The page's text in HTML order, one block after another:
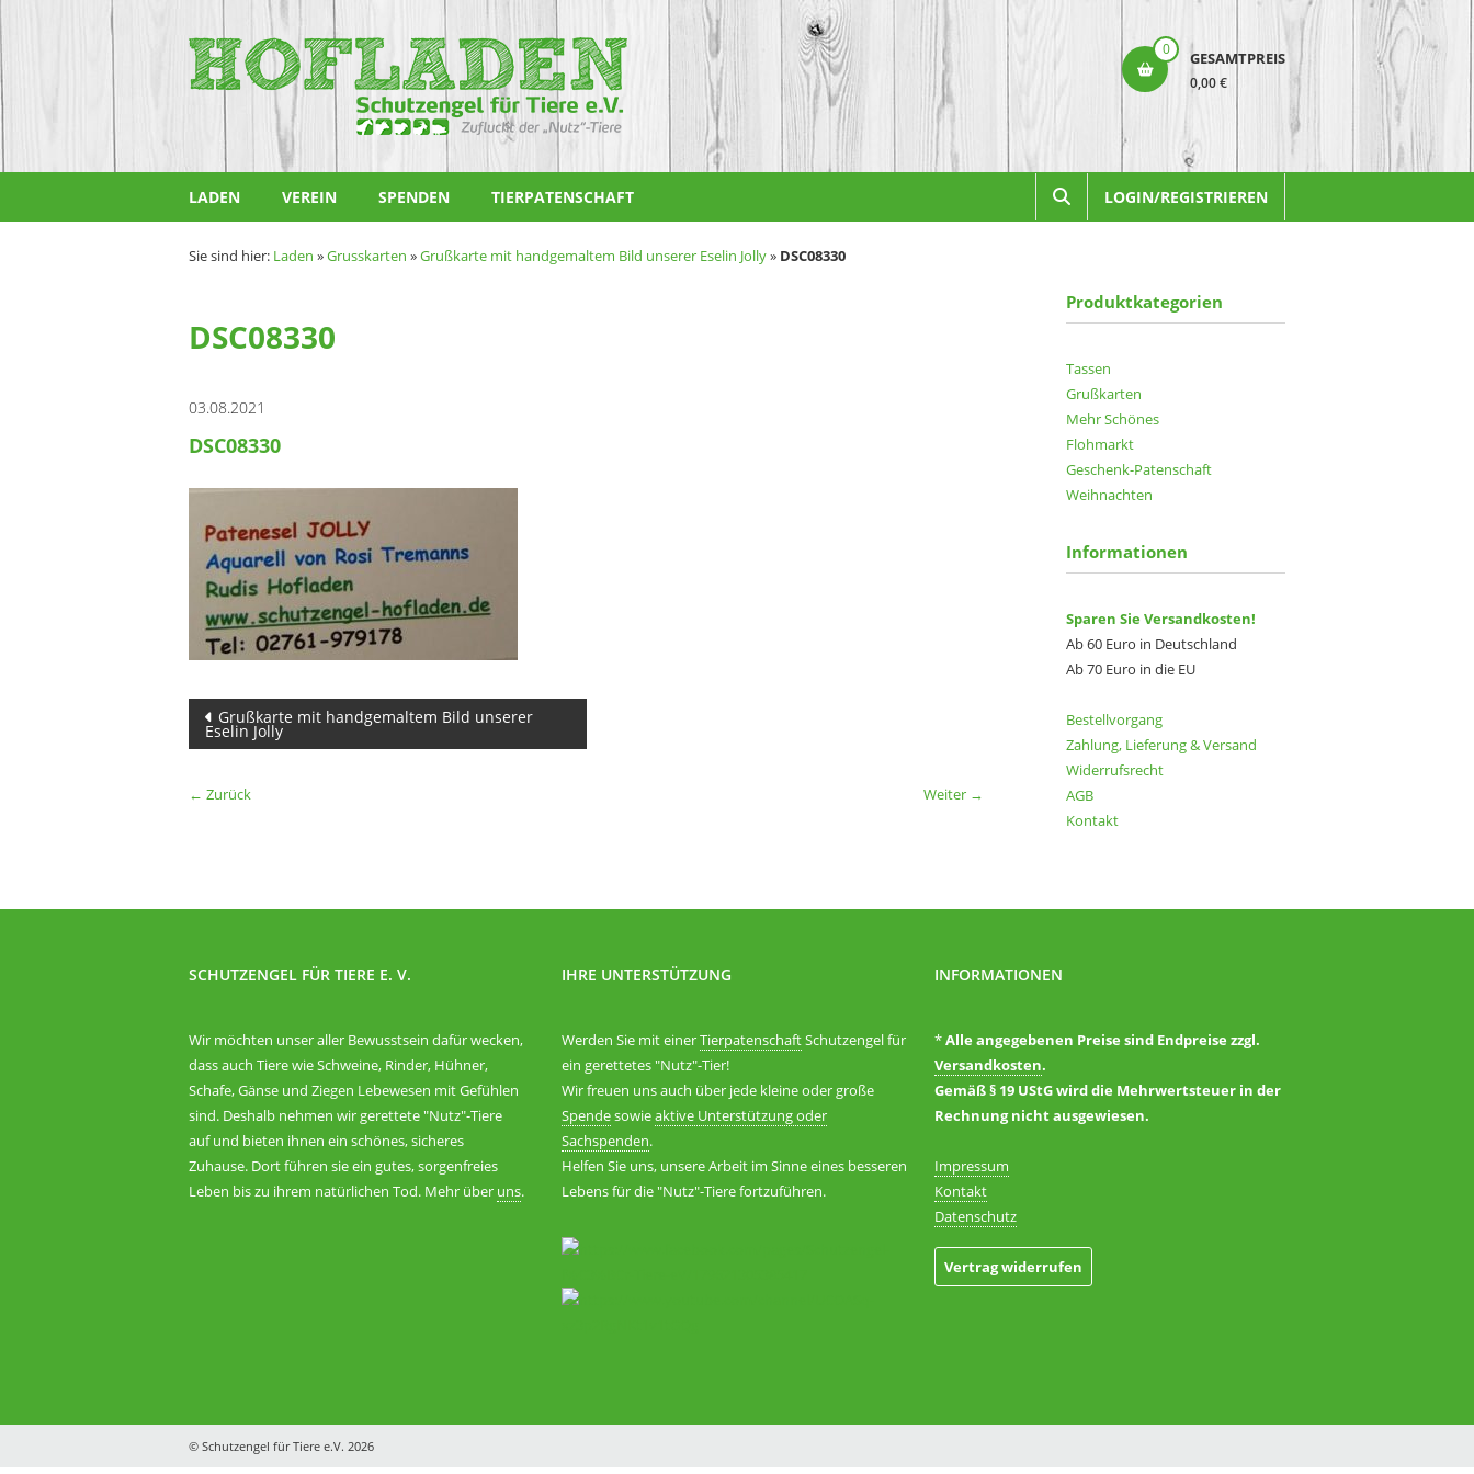
Hofladen
Schutzengel
für
Tiere
e.V.
0 GESAMTPREIS
0,00 €
LOGIN/REGISTRIEREN
LADEN VEREIN SPENDEN TIERPATENSCHAFT
Sie sind hier: Laden »Grusskarten »Grußkarte mit handgemaltem Bild unserer Eselin Jolly» DSC08330
DSC08330
03.08.2021
DSC08330
Beitragsnavigation
Grußkarte mit handgemaltem Bild unserer
Eselin Jolly
← Zurück Weiter →
Produktkategorien
Tassen
Grußkarten
Mehr Schönes
Flohmarkt
Geschenk-Patenschaft
Weihnachten
Informationen
Sparen Sie Versandkosten!
Ab 60 Euro in Deutschland
Ab 70 Euro in die EU
Bestellvorgang
Zahlung, Lieferung & Versand
Widerrufsrecht
AGB
Kontakt
SCHUTZENGEL FÜR TIERE E. V.
Wir möchten unser aller Bewusstsein dafür wecken,
dass auch Tiere wie Schweine, Rinder, Hühner,
Schafe, Gänse und Ziegen Lebewesen mit Gefühlen
sind. Deshalb nehmen wir gerettete "Nutz"-Tiere
auf und bieten ihnen ein schönes, sicheres
Zuhause. Dort führen sie ein gutes, sorgenfreies
Leben bis zu ihrem natürlichen Tod. Mehr über uns.
IHRE UNTERSTÜTZUNG
Werden Sie mit einerTierpatenschaftSchutzengel für
ein gerettetes "Nutz"-Tier!
Wir freuen uns auch über jede kleine oder große
Spendesowieaktive Unterstützung oder
Sachspenden.
Helfen Sie uns, unsere Arbeit im Sinne eines besseren
Lebens für die "Nutz"-Tiere fortzuführen.
INFORMATIONEN
*Alle angegebenen Preise sind Endpreise zzgl.
Versandkosten.
Gemäß § 19 UStG wird die Mehrwertsteuer in der
Rechnung nicht ausgewiesen.
Impressum
Kontakt
Datenschutz
Vertrag widerrufen
© Schutzengel für Tiere e.V. 2026